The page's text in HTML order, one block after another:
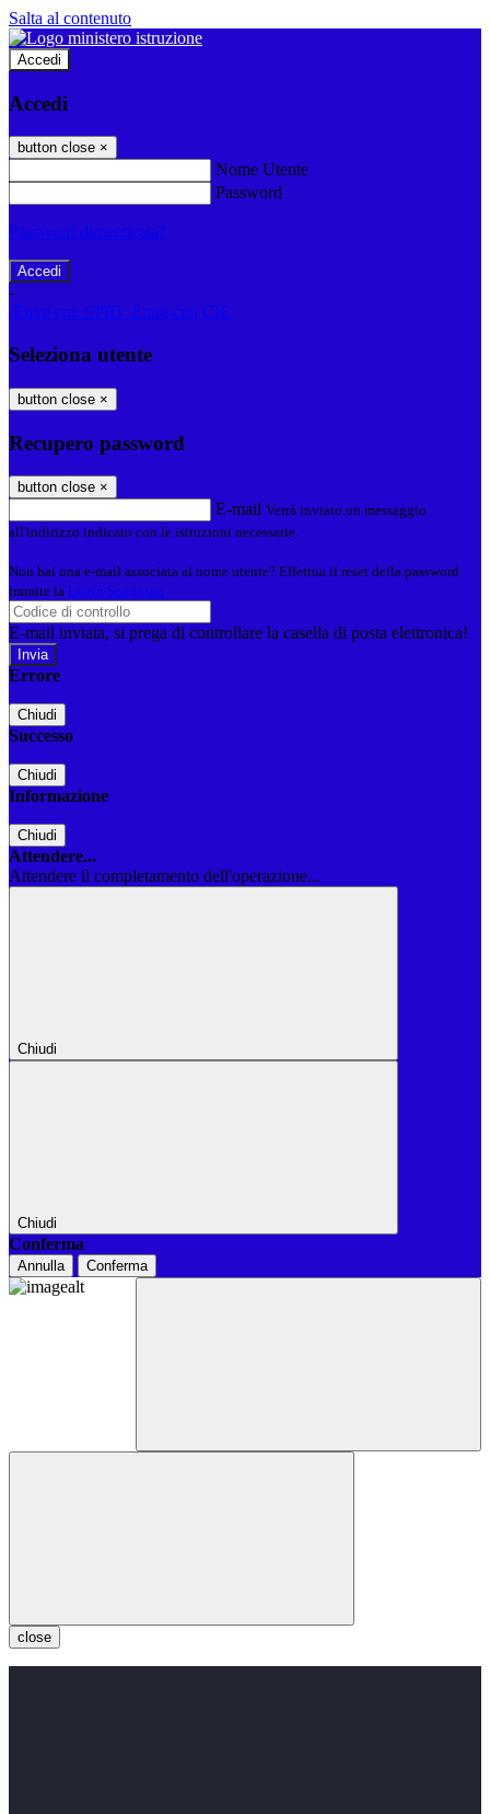
Salta al contenuto
Accedi
Accedi
button close ×
Nome Utente
Password
Password dimenticata?
-
Entra con SPID
Entra con CIE
Seleziona utente
button close ×
Recupero password
button close ×
E-mail Verrà inviato un messaggio
all'indirizzo indicato con le istruzioni necessarie.
Non hai una e-mail associata al nome utente? Effettua il reset della password
tramite la Login Spaggiari
E-mail inviata, si prega di controllare la casella di posta elettronica!
Errore
Chiudi
Successo
Chiudi
Informazione
Chiudi
Attendere...
Attendere il completamento dell'operazione...
Chiudi
Chiudi
Conferma
Annulla Conferma
close